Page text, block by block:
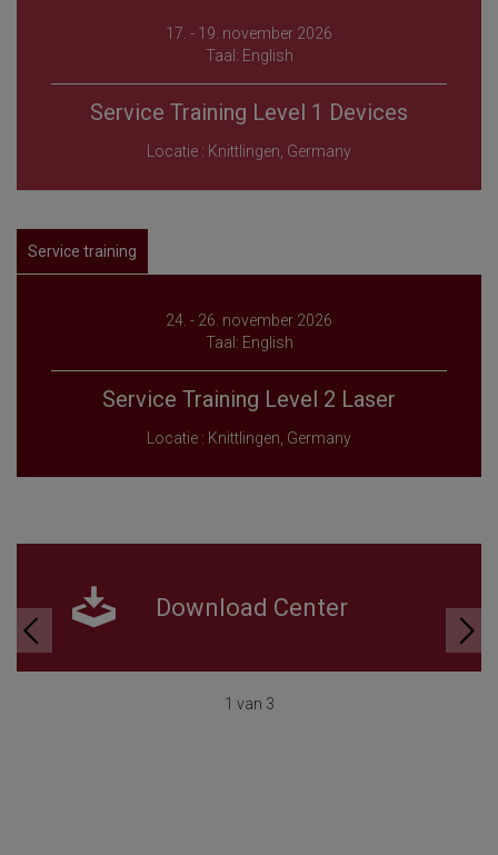
17. - 19. november 2026
Taal: English
Service Training Level 1 Devices
Locatie : Knittlingen, Germany
Service training
24. - 26. november 2026
Taal: English
Service Training Level 2 Laser
Locatie : Knittlingen, Germany
Download Center
1 van 3